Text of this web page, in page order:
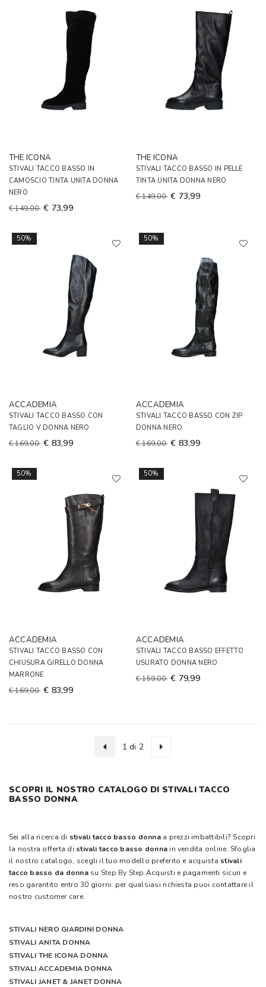
THE ICONA
STIVALI TACCO BASSO IN
CAMOSCIO TINTA UNITA DONNA
NERO
€ 149,00 € 73,99
THE ICONA
STIVALI TACCO BASSO IN PELLE
TINTA UNITA DONNA NERO
€ 149,00 € 73,99
50%
ACCADEMIA
STIVALI TACCO BASSO CON
TAGLIO V DONNA NERO
€ 169,00 € 83,99
50%
ACCADEMIA
STIVALI TACCO BASSO CON ZIP
DONNA NERO
€ 169,00 € 83,99
50%
ACCADEMIA
STIVALI TACCO BASSO CON
CHIUSURA GIRELLO DONNA
MARRONE
€ 169,00 € 83,99
50%
ACCADEMIA
STIVALI TACCO BASSO EFFETTO
USURATO DONNA NERO
€ 159,00 € 79,99
1 di 2
SCOPRI IL NOSTRO CATALOGO DI STIVALI TACCO
BASSO DONNA
Sei alla ricerca di stivali tacco basso donna a prezzi imbattibili? Scopri
la nostra offerta di stivali tacco basso donna in vendita online. Sfoglia
il nostro catalogo, scegli il tuo modello preferito e acquista stivali
tacco basso da donna su Step By Step.Acquisti e pagamenti sicuri e
reso garantito entro 30 giorni: per qualsiasi richiesta puoi contattare il
nostro customer care.
STIVALI NERO GIARDINI DONNA
STIVALI ANITA DONNA
STIVALI THE ICONA DONNA
STIVALI ACCADEMIA DONNA
STIVALI JANET & JANET DONNA